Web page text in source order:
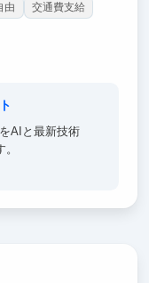
由 交通費支給
AIと最新技術
による徹底サ